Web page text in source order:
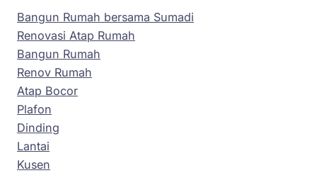
Bangun Rumah bersama Sumadi
Renovasi Atap Rumah
Bangun Rumah
Renov Rumah
Atap Bocor
Plafon
Dinding
Lantai
Kusen